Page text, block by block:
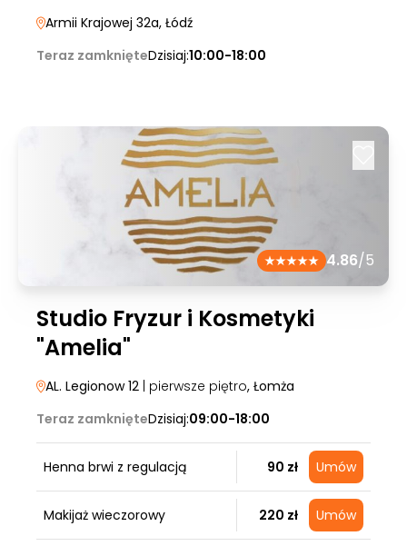
Armii Krajowej 32a, Łódź
Teraz zamknięteDzisiaj:10:00-18:00
4.86/5
Studio Fryzur i Kosmetyki
"Amelia"
AL. Legionow 12 | pierwsze piętro, Łomża
Teraz zamknięteDzisiaj:09:00-18:00
Henna brwi z regulacją 90 zł Umów
Makijaż wieczorowy 220 zł Umów